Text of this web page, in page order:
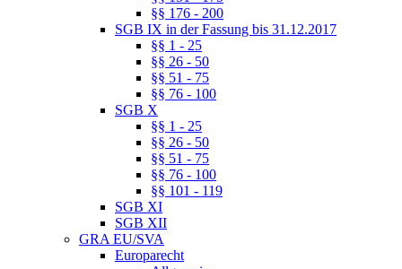
§§ 176 - 200
SGB IX in der Fassung bis 31.12.2017
§§ 1 - 25
§§ 26 - 50
§§ 51 - 75
§§ 76 - 100
SGB X
§§ 1 - 25
§§ 26 - 50
§§ 51 - 75
§§ 76 - 100
§§ 101 - 119
SGB XI
SGB XII
GRA EU/SVA
Europarecht